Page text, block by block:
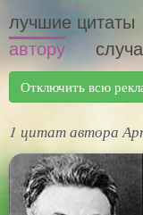
лучшие цитаты
автору
Отключить всю
1 цитат автора